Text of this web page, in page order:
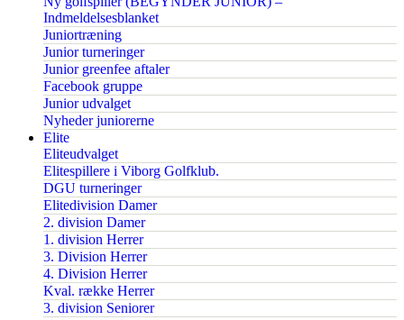
Indmeldelsesblanket
Juniortræning
Junior turneringer
Junior greenfee aftaler
Facebook gruppe
Junior udvalget
Nyheder juniorerne
Elite
Eliteudvalget
Elitespillere i Viborg Golfklub.
DGU turneringer
Elitedivision Damer
2. division Damer
1. division Herrer
3. Division Herrer
4. Division Herrer
Kval. række Herrer
3. division Seniorer